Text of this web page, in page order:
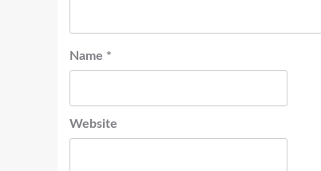
Name *
Website